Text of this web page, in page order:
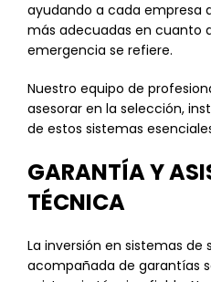
ayudando a cada empresa
más adecuadas en cuanto
emergencia se refiere.
Nuestro equipo de
asesorar en la selección,
de estos sistemas
GARANTÍA Y
TÉCNICA
La inversión en sistemas de
acompañada de garantías